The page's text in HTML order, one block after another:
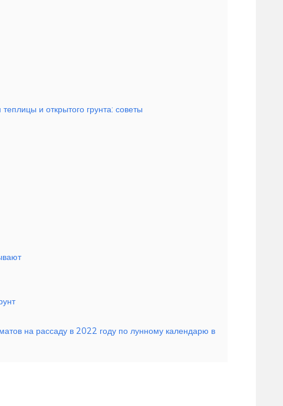
и открытого грунта: советы
на рассаду в 2022 году по лунному календарю в